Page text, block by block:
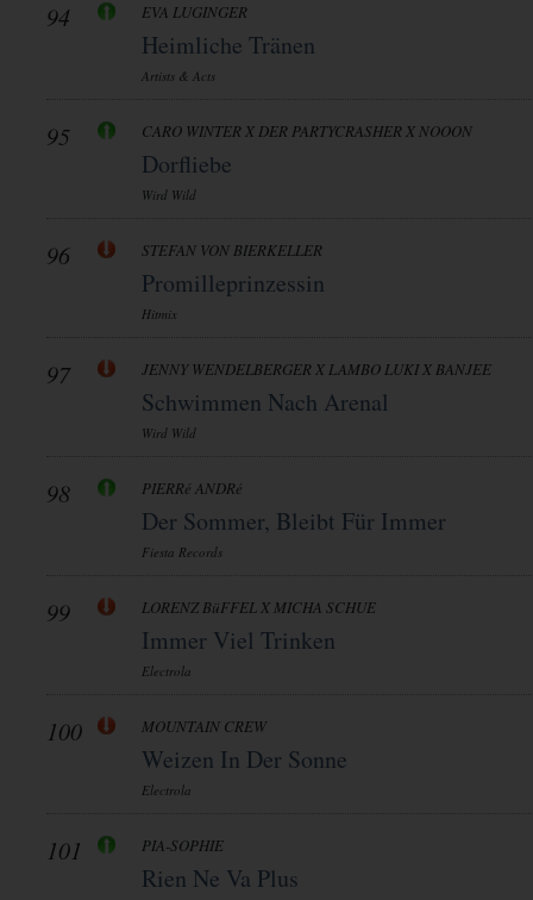
94 EVA LUGINGER
Heimliche Tränen
Artists & Acts
95 CARO WINTER X DER PARTYCRASHER X NOOON
Dorfliebe
Wird Wild
96 STEFAN VON BIERKELLER
Promilleprinzessin
Hitmix
97 JENNY WENDELBERGER X LAMBO LUKI X BANJEE
Schwimmen Nach Arenal
Wird Wild
98 PIERRé ANDRé
Der Sommer, Bleibt Für Immer
Fiesta Records
99 LORENZ BüFFEL X MICHA SCHUE
Immer Viel Trinken
Electrola
100 MOUNTAIN CREW
Weizen In Der Sonne
Electrola
101 PIA-SOPHIE
Rien Ne Va Plus